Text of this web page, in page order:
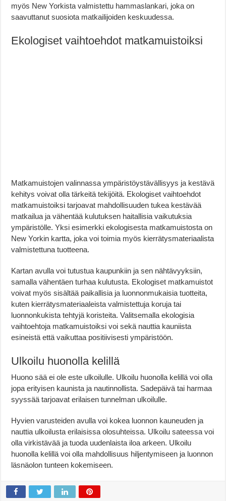
myös New Yorkista valmistettu hammaslankari, joka on
saavuttanut suosiota matkailijoiden keskuudessa.
Ekologiset vaihtoehdot matkamuistoiksi
Matkamuistojen valinnassa ympäristöystävällisyys ja kestävä
kehitys voivat olla tärkeitä tekijöitä. Ekologiset vaihtoehdot
matkamuistoiksi tarjoavat mahdollisuuden tukea kestävää
matkailua ja vähentää kulutuksen haitallisia vaikutuksia
ympäristölle. Yksi esimerkki ekologisesta matkamuistosta on
New Yorkin kartta, joka voi toimia myös kierrätysmateriaalista
valmistettuna tuotteena.
Kartan avulla voi tutustua kaupunkiin ja sen nähtävyyksiin,
samalla vähentäen turhaa kulutusta. Ekologiset matkamuistot
voivat myös sisältää paikallisia ja luonnonmukaisia tuotteita,
kuten kierrätysmateriaaleista valmistettuja koruja tai
luonnonkukista tehtyjä koristeita. Valitsemalla ekologisia
vaihtoehtoja matkamuistoiksi voi sekä nauttia kauniista
esineistä että vaikuttaa positiivisesti ympäristöön.
Ulkoilu huonolla kelillä
Huono sää ei ole este ulkoilulle. Ulkoilu huonolla kelillä voi olla
jopa erityisen kaunista ja nautinnollista. Sadepäivä tai harmaa
syyssää tarjoavat erilaisen tunnelman ulkoilulle.
Hyvien varusteiden avulla voi kokea luonnon kauneuden ja
nauttia ulkoilusta erilaisissa olosuhteissa. Ulkoilu sateessa voi
olla virkistävää ja tuoda uudenlaista iloa arkeen. Ulkoilu
huonolla kelillä voi olla mahdollisuus hiljentymiseen ja luonnon
läsnäolon tunteen kokemiseen.